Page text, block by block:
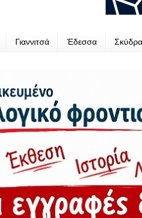
Γιαννιτσά Έδεσσα Σκύδρα